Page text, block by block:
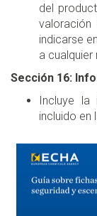
del
indicarse
a
Sección 16:
Incluye la
incluido en